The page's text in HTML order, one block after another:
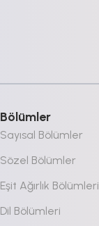
Bölümler
Sayısal Bölümler
Sözel Bölümler
Eşit Ağırlık Bölümleri
Dil Bölümleri